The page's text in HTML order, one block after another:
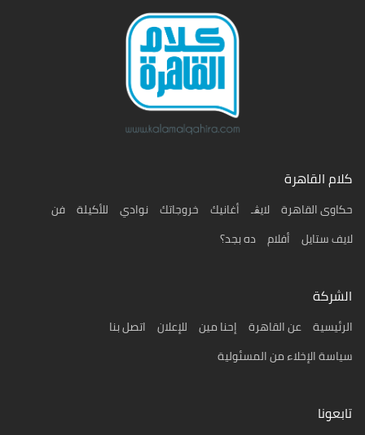
كلام القاهرة
حكاوى القاهرة لايڨـ أغانيك خروجاتك نوادي للأكيلة فن
لايف ستايل أفلام ده بجد؟
الشركة
الرئيسية عن القاهرة إحنا مين للإعلان اتصل بنا
سياسة الإخلاء من المسئولية
تابعونا